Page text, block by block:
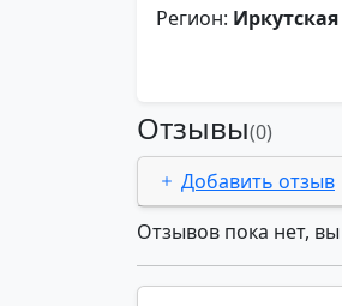
Регион:
Отзывы(0)
Добавить отзыв
Отзывов пока нет,